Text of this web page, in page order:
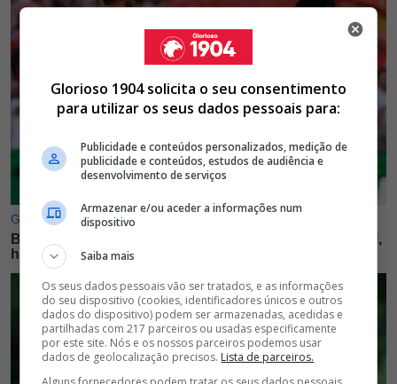
Glorioso 1904 solicita o seu consentimento
para utilizar os seus dados pessoais para:
Publicidade e conteúdos personalizados, medição de
publicidade e conteúdos, estudos de audiência e
desenvolvimento de serviços
Armazenar e/ou aceder a informações num
dispositivo
Saiba mais
Os seus dados pessoais vão ser tratados, e as informações
do seu dispositivo (cookies, identificadores únicos e outros
dados do dispositivo) podem ser armazenadas, acedidas e
partilhadas com 217 parceiros ou usadas especificamente
por este site. Nós e os nossos parceiros podemos usar
dados de geolocalização precisos. Lista de parceiros.